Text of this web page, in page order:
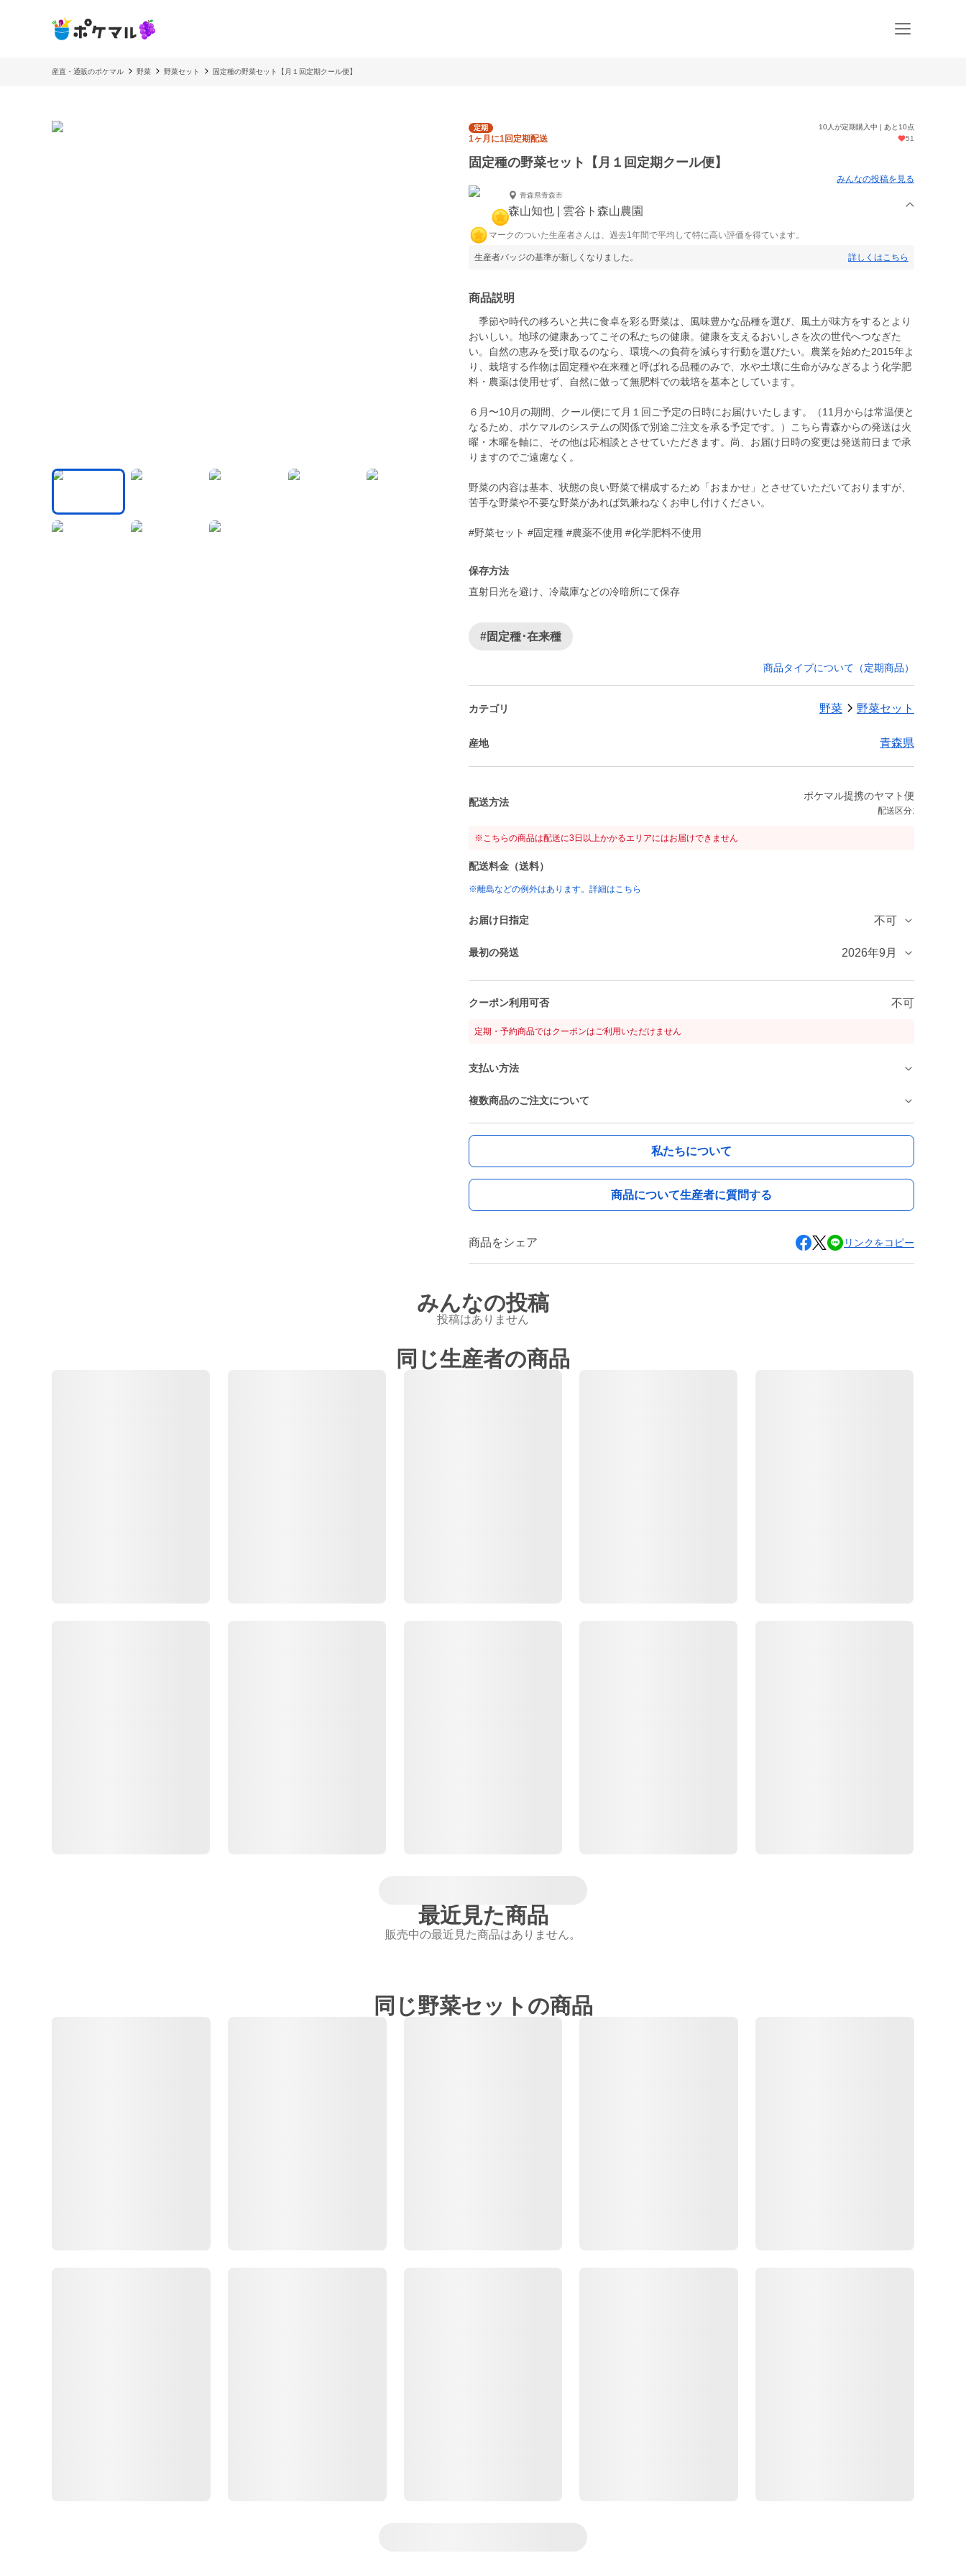
産直・通販のポケマル 野菜 野菜セット 固定種の野菜セット【月１回定期クール便】
定期 10人が定期購入中 | あと10点
1ヶ月に1回定期配送 51
固定種の野菜セット【月１回定期クール便】
みんなの投稿を見る
青森県青森市
森山知也 | 雲谷ト森山農園
マークのついた生産者さんは、過去1年間で平均して特に高い評価を得ています。
生産者バッジの基準が新しくなりました。 詳しくはこちら
商品説明
季節や時代の移ろいと共に食卓を彩る野菜は、風味豊かな品種を選び、風土が味方をするとより
おいしい。地球の健康あってこその私たちの健康。健康を支えるおいしさを次の世代へつなぎた
い。自然の恵みを受け取るのなら、環境への負荷を減らす行動を選びたい。農業を始めた2015年よ
り、栽培する作物は固定種や在来種と呼ばれる品種のみで、水や土壌に生命がみなぎるよう化学肥
料・農薬は使用せず、自然に倣って無肥料での栽培を基本としています。
６月〜10月の期間、クール便にて月１回ご予定の日時にお届けいたします。（11月からは常温便と
なるため、ポケマルのシステムの関係で別途ご注文を承る予定です。）こちら青森からの発送は火
曜・木曜を軸に、その他は応相談とさせていただきます。尚、お届け日時の変更は発送前日まで承
りますのでご遠慮なく。
野菜の内容は基本、状態の良い野菜で構成するため「おまかせ」とさせていただいておりますが、
苦手な野菜や不要な野菜があれば気兼ねなくお申し付けください。
#野菜セット #固定種 #農薬不使用 #化学肥料不使用
保存方法
直射日光を避け、冷蔵庫などの冷暗所にて保存
#固定種･在来種
商品タイプについて（定期商品）
カテゴリ 野菜 野菜セット
産地 青森県
配送方法
ポケマル提携のヤマト便
配送区分:
※こちらの商品は配送に3日以上かかるエリアにはお届けできません
配送料金（送料）
※離島などの例外はあります。詳細はこちら
お届け日指定 不可
最初の発送 2026年9月
クーポン利用可否 不可
定期・予約商品ではクーポンはご利用いただけません
支払い方法
複数商品のご注文について
私たちについて
商品について生産者に質問する
商品をシェア リンクをコピー
みんなの投稿
投稿はありません
同じ生産者の商品
最近見た商品
販売中の最近見た商品はありません。
同じ野菜セットの商品